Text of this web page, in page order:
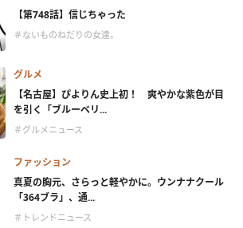
【第748話】信じちゃった
＃ないものねだりの女達。
グルメ
【名古屋】ぴよりん史上初！ 爽やかな紫色が目
を引く「ブルーベリ...
＃グルメニュース
ファッション
真夏の胸元、さらっと軽やかに。ウンナナクール
「364ブラ」、通...
＃トレンドニュース